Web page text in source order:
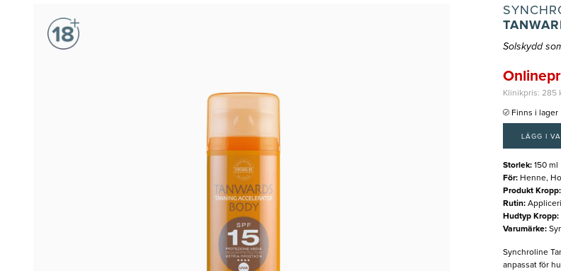
Solskydd
Klinikpris: 285
Finns i lager
LÄGG I
Storlek: 150 ml
För: Henne,
Produkt Kropp:
Rutin:
Hudtyp Kropp:
Varumärke:
Synchroline
anpassat för